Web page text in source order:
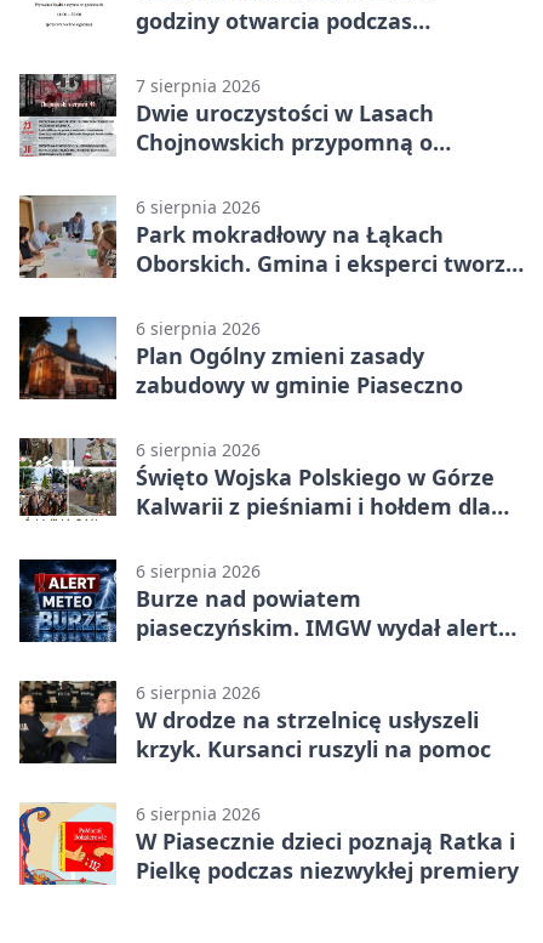
godziny otwarcia podczas
7 sierpnia 2026
Dwie uroczystości w Lasach
Chojnowskich przypomną o
6 sierpnia 2026
Park mokradłowy na Łąkach
Oborskich. Gmina i eksperci tworzą
6 sierpnia 2026
Plan Ogólny zmieni zasady
zabudowy w gminie Piaseczno
6 sierpnia 2026
Święto Wojska Polskiego w Górze
Kalwarii z pieśniami i hołdem dla
6 sierpnia 2026
Burze nad powiatem
piaseczyńskim. IMGW wydał alert
6 sierpnia 2026
W drodze na strzelnicę usłyszeli
krzyk. Kursanci ruszyli na pomoc
6 sierpnia 2026
W Piasecznie dzieci poznają Ratka i
Pielkę podczas niezwykłej premiery